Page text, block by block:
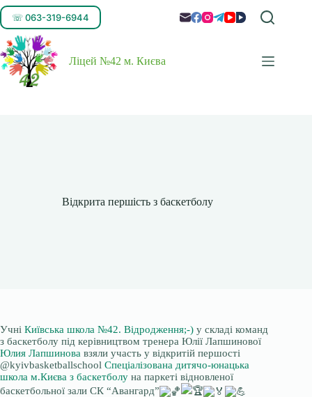
☏ 063-319-6944
Ліцей №42 м. Києва
Відкрита першість з баскетболу
Учні Київська школа №42. Відродження;-) у складі команд
з баскетболу під керівництвом тренера Юлії Лапшинової
Юлия Лапшинова взяли участь у відкритій першості
@kyivbasketballschool Спеціалізована дитячо-юнацька
школа м.Києва з баскетболу на паркеті відновленої
баскетбольної зали СК “Авангард”